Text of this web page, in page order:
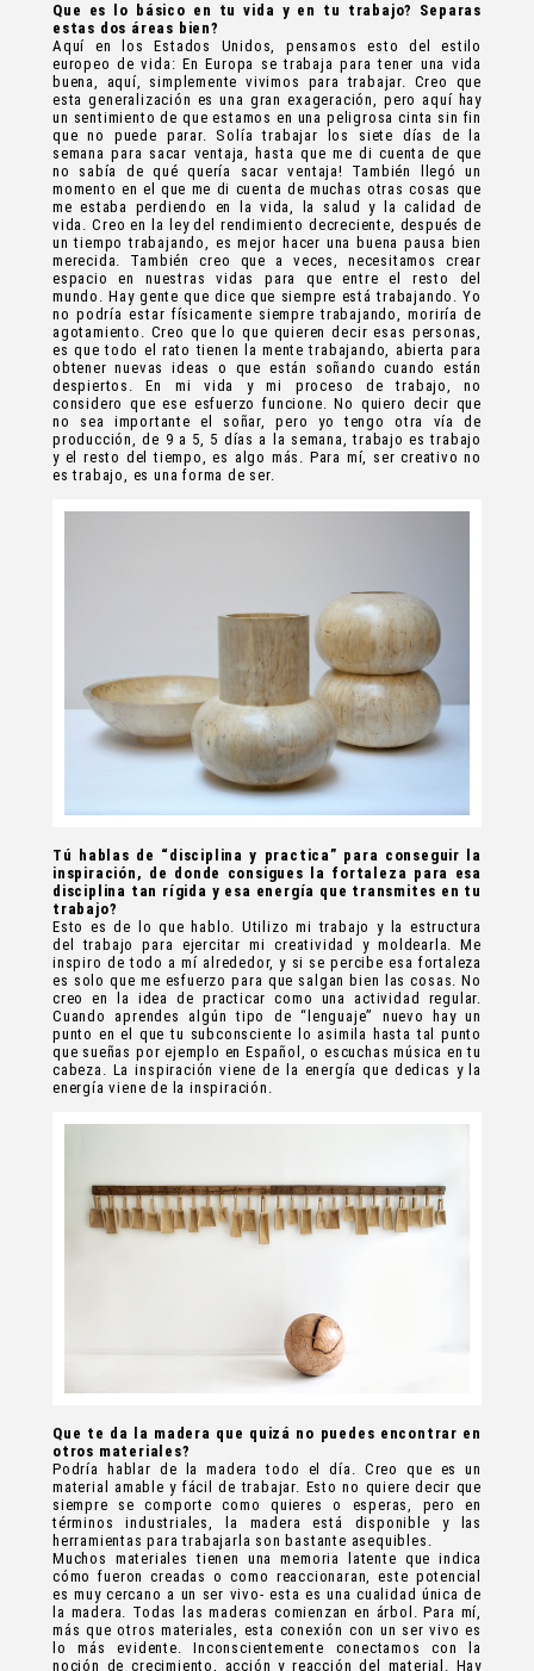
Que es lo básico en tu vida y en tu trabajo? Separas
estas dos áreas bien?
Aquí en los Estados Unidos, pensamos esto del estilo
europeo de vida: En Europa se trabaja para tener una vida
buena, aquí, simplemente vivimos para trabajar. Creo que
esta generalización es una gran exageración, pero aquí hay
un sentimiento de que estamos en una peligrosa cinta sin fin
que no puede parar. Solía trabajar los siete días de la
semana para sacar ventaja, hasta que me di cuenta de que
no sabía de qué quería sacar ventaja! También llegó un
momento en el que me di cuenta de muchas otras cosas que
me estaba perdiendo en la vida, la salud y la calidad de
vida. Creo en la ley del rendimiento decreciente, después de
un tiempo trabajando, es mejor hacer una buena pausa bien
merecida. También creo que a veces, necesitamos crear
espacio en nuestras vidas para que entre el resto del
mundo. Hay gente que dice que siempre está trabajando. Yo
no podría estar físicamente siempre trabajando, moriría de
agotamiento. Creo que lo que quieren decir esas personas,
es que todo el rato tienen la mente trabajando, abierta para
obtener nuevas ideas o que están soñando cuando están
despiertos. En mi vida y mi proceso de trabajo, no
considero que ese esfuerzo funcione. No quiero decir que
no sea importante el soñar, pero yo tengo otra vía de
producción, de 9 a 5, 5 días a la semana, trabajo es trabajo
y el resto del tiempo, es algo más. Para mí, ser creativo no
es trabajo, es una forma de ser.
Tú hablas de “disciplina y practica” para conseguir la
inspiración, de donde consigues la fortaleza para esa
disciplina tan rígida y esa energía que transmites en tu
trabajo?
Esto es de lo que hablo. Utilizo mi trabajo y la estructura
del trabajo para ejercitar mi creatividad y moldearla. Me
inspiro de todo a mí alrededor, y si se percibe esa fortaleza
es solo que me esfuerzo para que salgan bien las cosas. No
creo en la idea de practicar como una actividad regular.
Cuando aprendes algún tipo de “lenguaje” nuevo hay un
punto en el que tu subconsciente lo asimila hasta tal punto
que sueñas por ejemplo en Español, o escuchas música en tu
cabeza. La inspiración viene de la energía que dedicas y la
energía viene de la inspiración.
Que te da la madera que quizá no puedes encontrar en
otros materiales?
Podría hablar de la madera todo el día. Creo que es un
material amable y fácil de trabajar. Esto no quiere decir que
siempre se comporte como quieres o esperas, pero en
términos industriales, la madera está disponible y las
herramientas para trabajarla son bastante asequibles.
Muchos materiales tienen una memoria latente que indica
cómo fueron creadas o como reaccionaran, este potencial
es muy cercano a un ser vivo- esta es una cualidad única de
la madera. Todas las maderas comienzan en árbol. Para mí,
más que otros materiales, esta conexión con un ser vivo es
lo más evidente. Inconscientemente conectamos con la
noción de crecimiento, acción y reacción del material. Hay